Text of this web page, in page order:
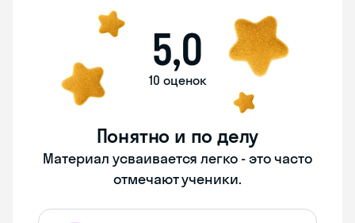
5,0
10 оценок
Понятно и по делу
Материал усваивается легко - это часто
отмечают ученики.